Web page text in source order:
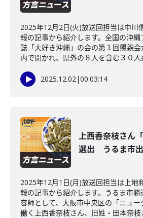
2025年12月2日(火)放送回担当は中川
報の記事から紹介します。全国の沖
誌「大好き沖縄」の会の第１回懇親
内で開かれ、県外の８人を含む３０人
2025.12.02|00:03:14
上西香奈枝さん
選出 うるま市
2025年12月1日(月)放送回担当は上地
報の記事から紹介します。うるま市
容師として、大阪市中央区の「ニュ
働く上西香奈枝さん、旧姓・田本奈枝